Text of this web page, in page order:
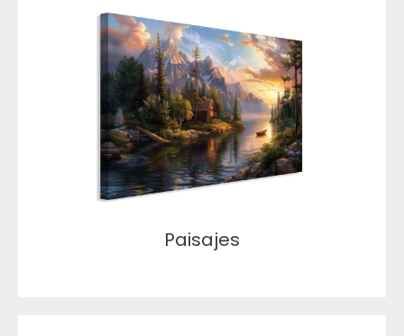
Paisajes